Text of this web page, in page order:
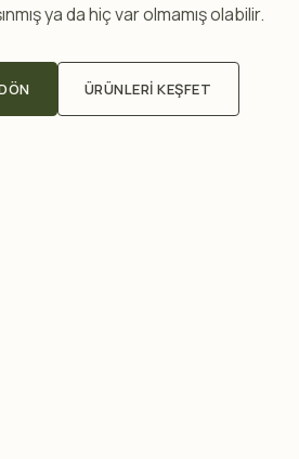
ya da hiç var olmamış olabilir.
ÜRÜNLERI KEŞFET